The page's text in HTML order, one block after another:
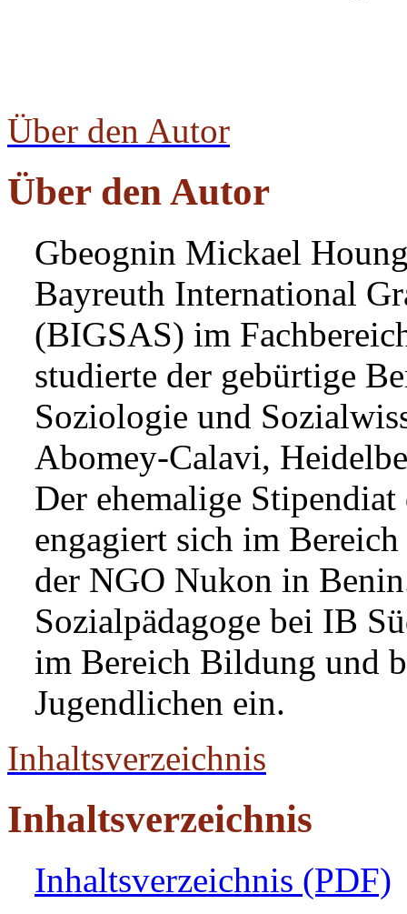
Über den Autor
Über den Autor
Gbeognin Mickael
Bayreuth International
(BIGSAS) im
studierte der gebürtige
Soziologie und
Abomey-Calavi,
Der ehemalige
engagiert sich im
der NGO Nukon in
Sozialpädagoge bei IB
im Bereich Bildung und
Jugendlichen ein.
Inhaltsverzeichnis
Inhaltsverzeichnis
Inhaltsverzeichnis (PDF)